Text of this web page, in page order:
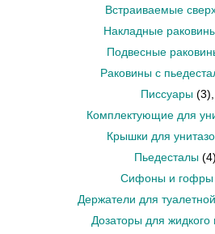
Встраиваемые
Накладные
Подвесные
Раковины с
Писсуары (3)
Комплектующие для
Крышки для
Пьедесталы (4)
Сифоны и гофры
Держатели для
Дозаторы для